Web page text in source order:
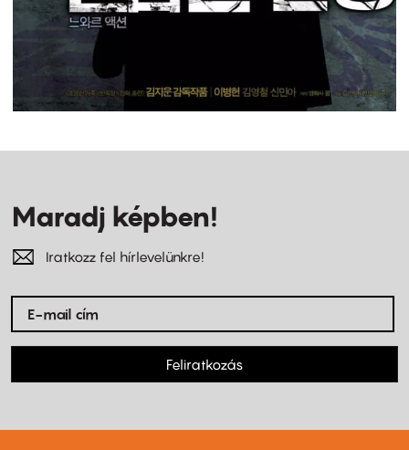
Maradj képben!
Iratkozz fel hírlevelünkre!
Feliratkozás